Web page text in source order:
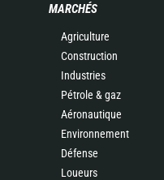
MARCHÉS
Agriculture
Construction
Industries
Pétrole & gaz
Aéronautique
Environnement
Défense
Loueurs